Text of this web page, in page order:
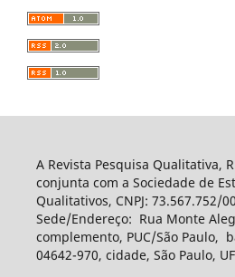
A Revista Pesquisa Qualitativa,
conjunta com a Sociedade de
Qualitativos, CNPJ: 73.567.752/
Sede/Endereço: Rua Monte
complemento, PUC/São Paulo,
04642-970, cidade, São Paulo,